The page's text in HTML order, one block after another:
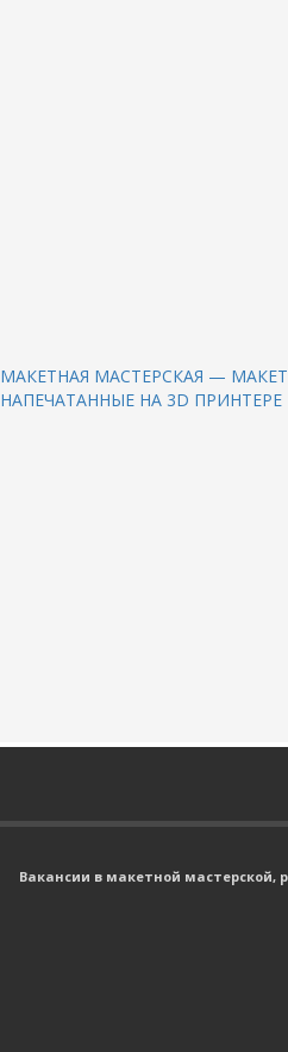
МАКЕТНАЯ МАСТЕРСКАЯ —
НАПЕЧАТАННЫЕ НА 3D ПРИНТЕРЕ
Вакансии в макетной мастерской,